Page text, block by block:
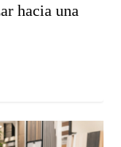
hacia una